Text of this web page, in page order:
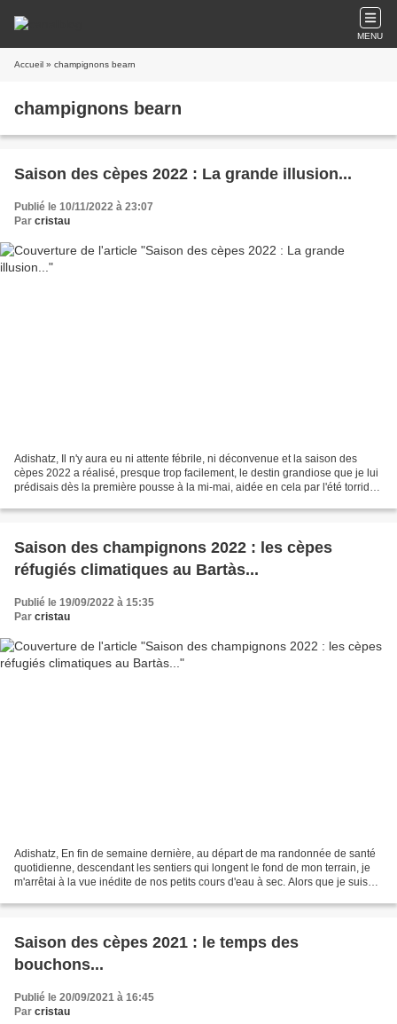
MENU
Accueil » champignons bearn
champignons bearn
Saison des cèpes 2022 : La grande illusion...
Publié le 10/11/2022 à 23:07
Par cristau
Adishatz, Il n'y aura eu ni attente fébrile, ni déconvenue et la saison des
cèpes 2022 a réalisé, presque trop facilement, le destin grandiose que je lui
prédisais dès la première pousse à la mi-mai, aidée en cela par l'été torride
Saison des champignons 2022 : les cèpes
réfugiés climatiques au Bartàs...
Publié le 19/09/2022 à 15:35
Par cristau
Adishatz, En fin de semaine dernière, au départ de ma randonnée de santé
quotidienne, descendant les sentiers qui longent le fond de mon terrain, je
m'arrêtai à la vue inédite de nos petits cours d'eau à sec. Alors que je suis
Saison des cèpes 2021 : le temps des
bouchons...
Publié le 20/09/2021 à 16:45
Par cristau